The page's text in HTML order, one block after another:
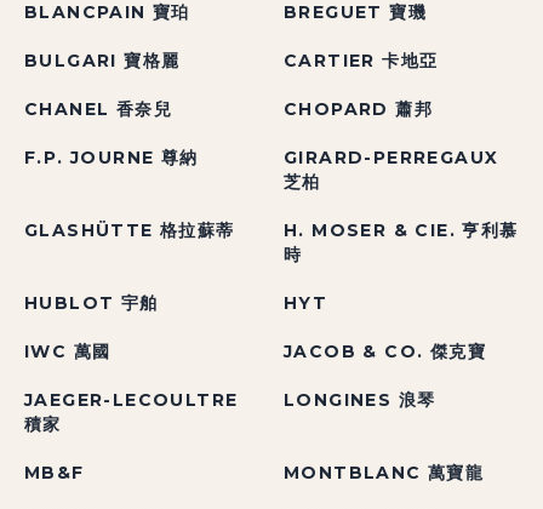
BLANCPAIN 寶珀 BREGUET 寶璣
BULGARI 寶格麗 CARTIER 卡地亞
CHANEL 香奈兒 CHOPARD 蕭邦
F.P. JOURNE 尊納
GIRARD-PERREGAUX
芝柏
GLASHÜTTE 格拉蘇蒂
H. MOSER & CIE. 亨利慕
時
HUBLOT 宇舶 HYT
IWC 萬國 JACOB & CO. 傑克寶
JAEGER-LECOULTRE
積家
LONGINES 浪琴
MB&F MONTBLANC 萬寶龍